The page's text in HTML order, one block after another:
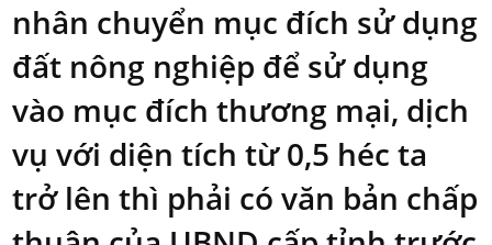
nhân chuyển mục đích sử dụng
đất nông nghiệp để sử dụng
vào mục đích thương mại, dịch
vụ với diện tích từ 0,5 héc ta
trở lên thì phải có văn bản chấp